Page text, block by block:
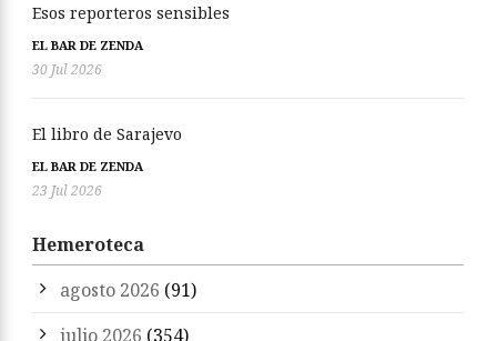
Esos reporteros sensibles
EL BAR DE ZENDA
30 Jul 2026
El libro de Sarajevo
EL BAR DE ZENDA
23 Jul 2026
Hemeroteca
agosto 2026 (91)
julio 2026 (354)